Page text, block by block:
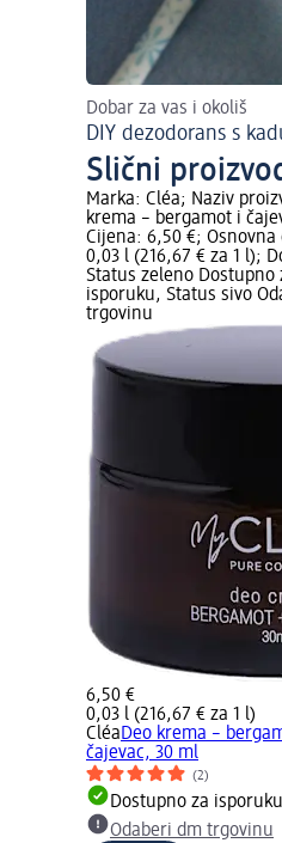
Dobar za vas i okoliš
DIY dezodorans s
Slični
Marka: Cléa; Naziv
krema – bergamot i
Cijena: 6,50 €; Osnovna
0,03 l (216,67 € za 1 l);
Status zeleno Dostupno
isporuku, Status sivo
trgovinu
6,50 €
0,03 l (216,67 € za 1 l)
CléaDeo krema –
čajevac, 30 ml
(2)
Dostupno za isporuku
Odaberi dm trgovinu